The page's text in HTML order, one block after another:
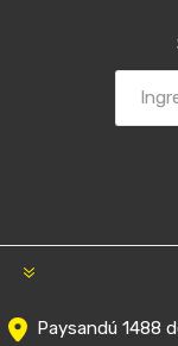
Paysandú 1488